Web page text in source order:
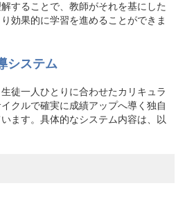
することで、教師がそれを基にした
効果的に学習を進めることができま
システム
徒一人ひとりに合わせたカリキュラ
クルで確実に成績アップへ導く独自
ます。具体的なシステム内容は、以